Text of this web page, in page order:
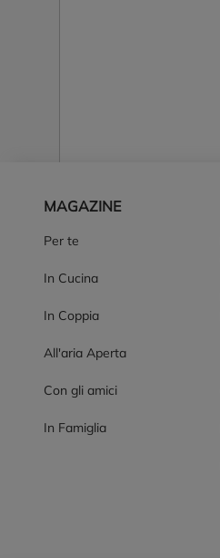
MAGAZINE
Per te
In Cucina
In Coppia
All'aria Aperta
Con gli amici
In Famiglia